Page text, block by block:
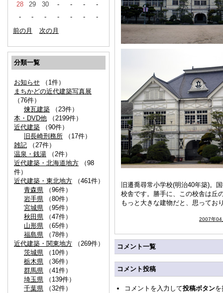
28
29 30 - - -
-
-
- - - - -
-
前の月
次の月
分類一覧
お知らせ （1件）
まちかどの近代建築写真展
（76件）
煉瓦建築 （23件）
本・DVD他 （2199件）
近代建築 （90件）
旧長崎刑務所 （17件）
雑記 （27件）
温泉・銭湯 （2件）
近代建築・北海道地方 （98
件）
近代建築・東北地方 （461件）
青森県 （96件）
岩手県 （80件）
宮城県 （95件）
秋田県 （47件）
山形県 （65件）
福島県 （78件）
近代建築・関東地方 （269件）
茨城県 （10件）
栃木県 （36件）
群馬県 （41件）
埼玉県 （139件）
千葉県 （32件）
旧遷喬尋常小学校(明治40年築)。
校舎です。勝手に、この校舎は丘
もっと大きな建物だと、思ってお
2007年04
コメント一覧
コメント投稿
コメントを入力して投稿ボタン